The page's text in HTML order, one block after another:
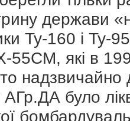
держави
Ту-160 і Ту-
55СМ, які в
було